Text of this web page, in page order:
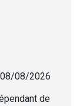
08/2026
de